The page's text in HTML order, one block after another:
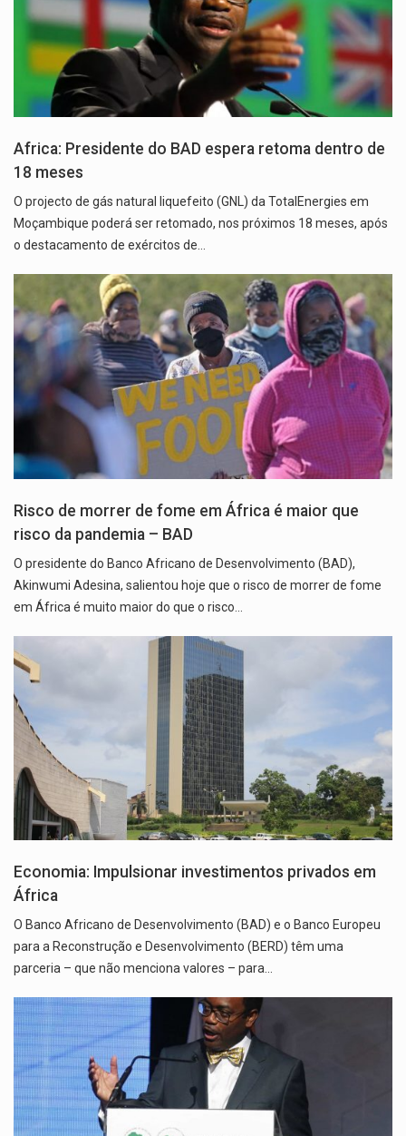
Africa: Presidente do BAD espera retoma dentro de
18 meses
O projecto de gás natural liquefeito (GNL) da TotalEnergies em
Moçambique poderá ser retomado, nos próximos 18 meses, após
o destacamento de exércitos de…
Risco de morrer de fome em África é maior que
risco da pandemia – BAD
O presidente do Banco Africano de Desenvolvimento (BAD),
Akinwumi Adesina, salientou hoje que o risco de morrer de fome
em África é muito maior do que o risco…
Economia: Impulsionar investimentos privados em
África
O Banco Africano de Desenvolvimento (BAD) e o Banco Europeu
para a Reconstrução e Desenvolvimento (BERD) têm uma
parceria – que não menciona valores – para…